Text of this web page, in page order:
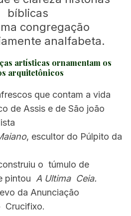
bíblicas
congregação
analfabeta.
artísticas ornamentam os
arquitetônicos
que contam a vida
de Assis e de São joão
, escultor do Púlpito da
o túmulo de
pintou A Ultima Ceia.
da Anunciação
Crucifixo.